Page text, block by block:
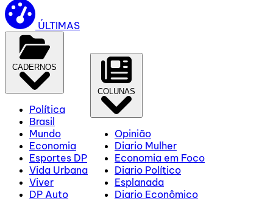
ÚLTIMAS
CADERNOS
Política
Brasil
Mundo
Economia
Esportes DP
Vida Urbana
Viver
DP Auto
COLUNAS
Opinião
Diario Mulher
Economia em Foco
Diario Político
Esplanada
Diario Econômico